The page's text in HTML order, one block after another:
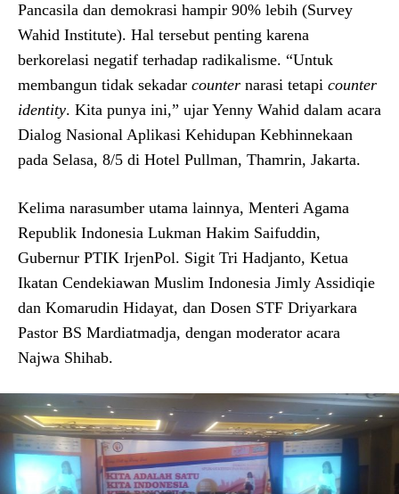
Pancasila dan demokrasi hampir 90% lebih (Survey
Wahid Institute). Hal tersebut penting karena
berkorelasi negatif terhadap radikalisme. “Untuk
membangun tidak sekadar counter narasi tetapi counter
identity. Kita punya ini,” ujar Yenny Wahid dalam acara
Dialog Nasional Aplikasi Kehidupan Kebhinnekaan
pada Selasa, 8/5 di Hotel Pullman, Thamrin, Jakarta.
Kelima narasumber utama lainnya, Menteri Agama
Republik Indonesia Lukman Hakim Saifuddin,
Gubernur PTIK IrjenPol. Sigit Tri Hadjanto, Ketua
Ikatan Cendekiawan Muslim Indonesia Jimly Assidiqie
dan Komarudin Hidayat, dan Dosen STF Driyarkara
Pastor BS Mardiatmadja, dengan moderator acara
Najwa Shihab.